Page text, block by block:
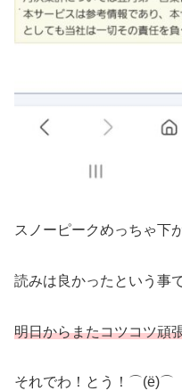
スノーピークめっちゃ下
読みは良かったという事
明日からまたコツコツ頑
それでわ！とう！⌒(ё)⌒